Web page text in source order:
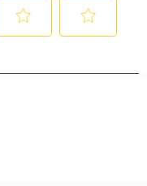
libres
y dispositivos